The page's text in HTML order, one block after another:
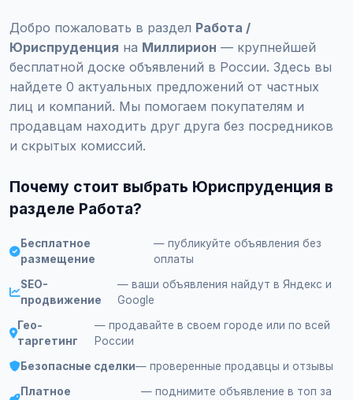
Добро пожаловать в раздел Работа /
Юриспруденция на Миллирион — крупнейшей
бесплатной доске объявлений в России. Здесь вы
найдете 0 актуальных предложений от частных
лиц и компаний. Мы помогаем покупателям и
продавцам находить друг друга без посредников
и скрытых комиссий.
Почему стоит выбрать Юриспруденция в
разделе Работа?
Бесплатное
размещение
— публикуйте объявления без
оплаты
SEO-
продвижение
— ваши объявления найдут в Яндекс и
Google
Гео-
таргетинг
— продавайте в своем городе или по всей
России
Безопасные сделки— проверенные продавцы и отзывы
Платное
— поднимите объявление в топ за